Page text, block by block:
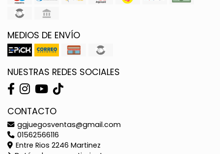
MEDIOS DE ENVÍO
NUESTRAS REDES SOCIALES
CONTACTO
ggjuegosventas@gmail.com
01562566116
Entre Rios 2246 Martinez